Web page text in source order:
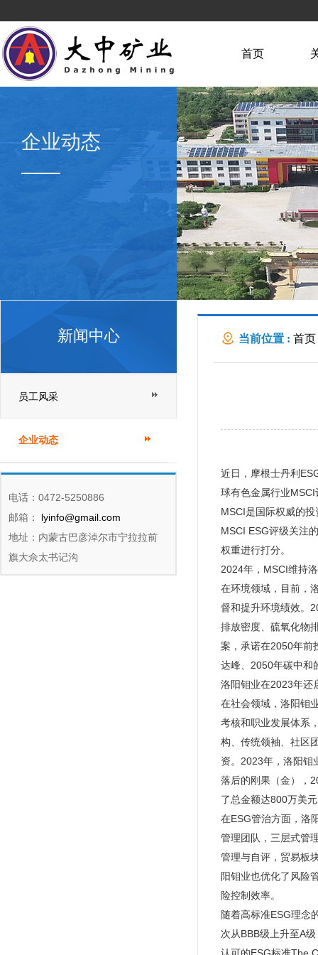
首页
企业动态
新闻中心
员工风采
企业动态
电话：0472-5250886
邮箱：
lyinfo@gmail.com
地址：内蒙古巴彦淖尔市宁拉拉前
旗大佘太书记沟
当前位置 : 首页
近日，摩根士丹利
球有色金属行业
MSCI是国际权威的
MSCI ESG评级关注
权重进行打分。
2024年，MSCI维持
在环境领域，目前，
督和提升环境绩效。
排放密度、硫氧化物
案，承诺在2050年
达峰、2050年碳中和
洛阳钼业在2023年还
在社会领域，洛阳钼
考核和职业发展体系
构、传统领袖、社区
资。2023年，洛阳钼
落后的刚果（金），
了总金额达800万美
在ESG管治方面，洛
管理团队，三层式管
管理与自评，贸易板
阳钼业也优化了风险
险控制效率。
随着高标准ESG理念
次从BBB级上升至A